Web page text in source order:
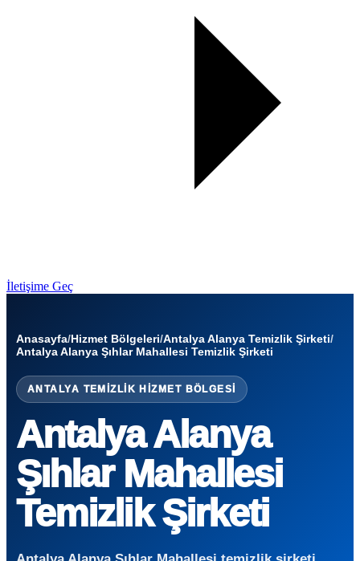
İletişime Geç
Anasayfa/Hizmet Bölgeleri/Antalya Alanya Temizlik Şirketi/
Antalya Alanya Şıhlar Mahallesi Temizlik Şirketi
ANTALYA TEMIZLIK HIZMET BÖLGESI
Antalya Alanya
Şıhlar Mahallesi
Temizlik Şirketi